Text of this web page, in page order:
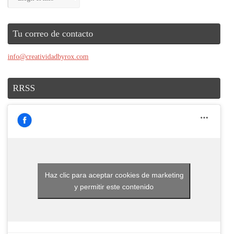
Tu correo de contacto
info@creatividadbyrox.com
RRSS
Haz clic para aceptar cookies de marketing
y permitir este contenido